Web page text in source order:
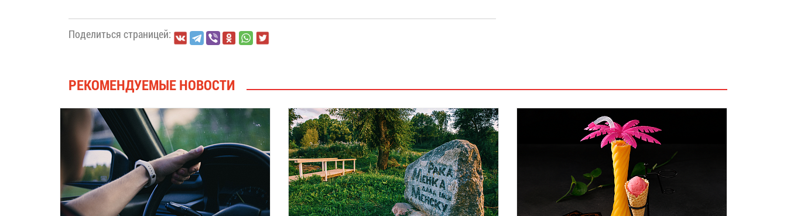
Поделиться страницей:
РЕКОМЕНДУЕМЫЕ НОВОСТИ